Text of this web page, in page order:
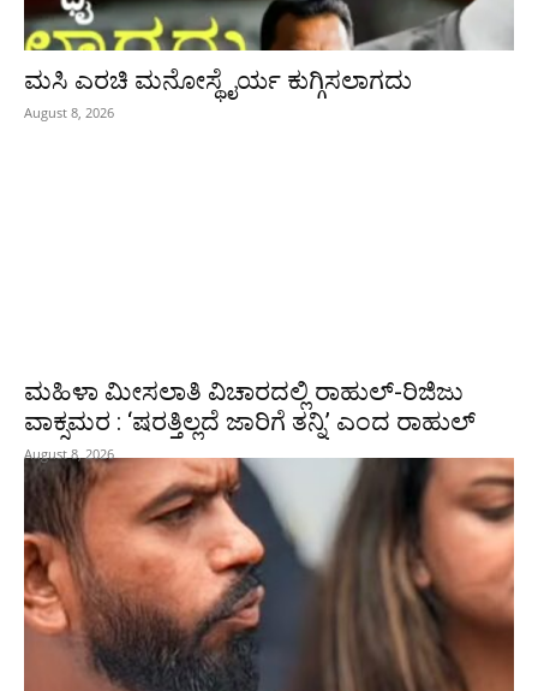
ಮಸಿ ಎರಚಿ ಮನೋಸ್ಥೈರ್ಯ ಕುಗ್ಗಿಸಲಾಗದು
August 8, 2026
ಮಹಿಳಾ ಮೀಸಲಾತಿ ವಿಚಾರದಲ್ಲಿ ರಾಹುಲ್‌-ರಿಜಿಜು
ವಾಕ್ಸಮರ : ‘ಷರತ್ತಿಲ್ಲದೆ ಜಾರಿಗೆ ತನ್ನಿ’ ಎಂದ ರಾಹುಲ್‌
August 8, 2026